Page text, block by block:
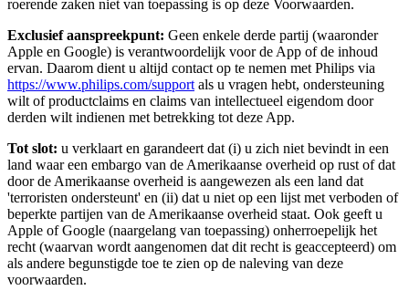
roerende zaken niet van toepassing is op deze Voorwaarden.
Exclusief aanspreekpunt: Geen enkele derde partij (waaronder
Apple en Google) is verantwoordelijk voor de App of de inhoud
https://www.philips.com/support als u vragen hebt, ondersteuning
wilt of productclaims en claims van intellectueel eigendom door
derden wilt indienen met betrekking tot deze App.
Tot slot: u verklaart en garandeert dat (i) u zich niet bevindt in een
land waar een embargo van de Amerikaanse overheid op rust of dat
door de Amerikaanse overheid is aangewezen als een land dat
'terroristen ondersteunt' en (ii) dat u niet op een lijst met verboden of
beperkte partijen van de Amerikaanse overheid staat. Ook geeft u
Apple of Google (naargelang van toepassing) onherroepelijk het
recht (waarvan wordt aangenomen dat dit recht is geaccepteerd) om
als andere begunstigde toe te zien op de naleving van deze
voorwaarden.